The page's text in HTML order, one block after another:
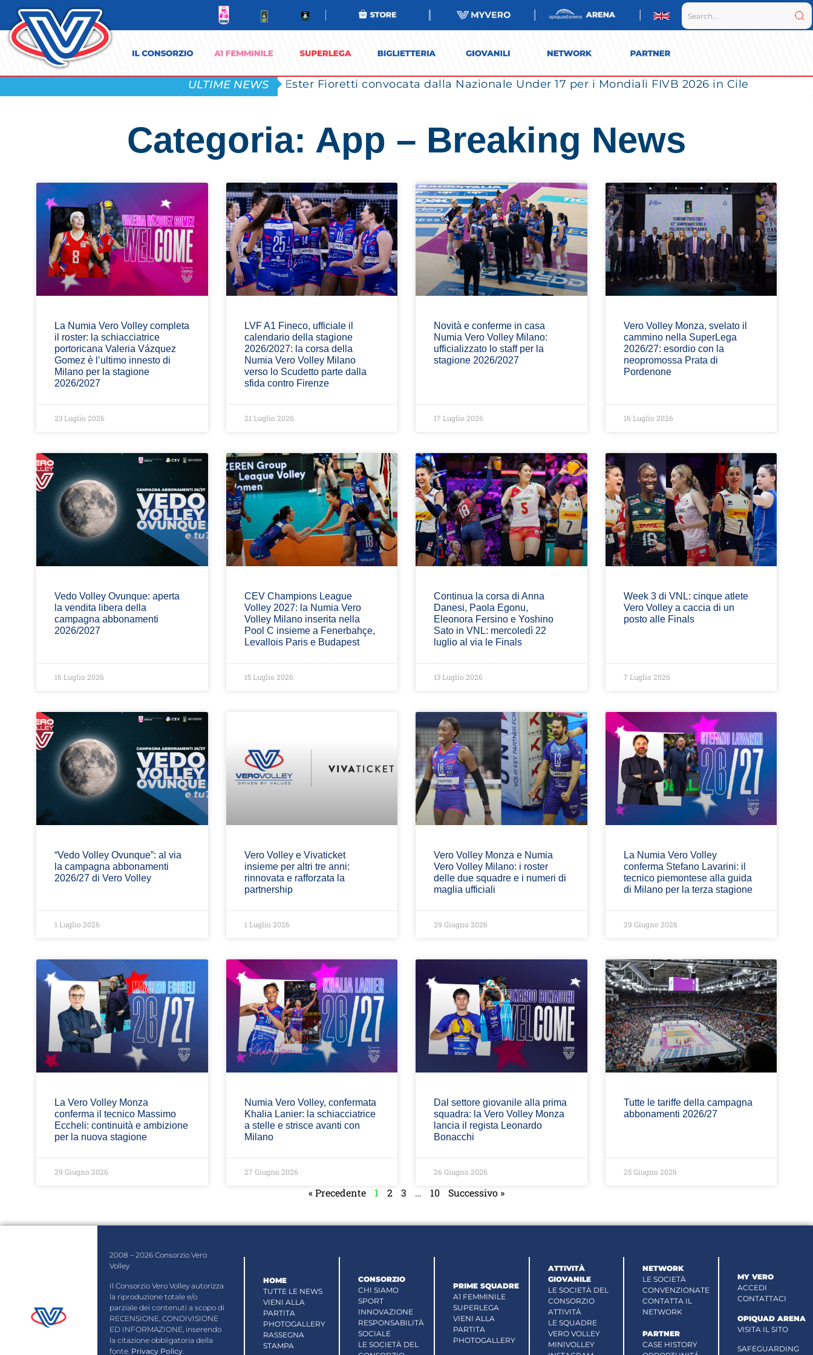
ULTIME NEWS Ester Fioretti convocata dalla Nazionale Under 17 per i Mondiali FIVB 2026 in Cile
Categoria: App – Breaking News
La Numia Vero Volley completa
il roster: la schiacciatrice
portoricana Valeria Vázquez
Gomez è l’ultimo innesto di
Milano per la stagione
2026/2027
23 Luglio 2026
LVF A1 Fineco, ufficiale il
calendario della stagione
2026/2027: la corsa della
Numia Vero Volley Milano
verso lo Scudetto parte dalla
sfida contro Firenze
21 Luglio 2026
Novità e conferme in casa
Numia Vero Volley Milano:
ufficializzato lo staff per la
stagione 2026/2027
17 Luglio 2026
Vero Volley Monza, svelato il
cammino nella SuperLega
2026/27: esordio con la
neopromossa Prata di
Pordenone
16 Luglio 2026
Vedo Volley Ovunque: aperta
la vendita libera della
campagna abbonamenti
2026/2027
16 Luglio 2026
CEV Champions League
Volley 2027: la Numia Vero
Volley Milano inserita nella
Pool C insieme a Fenerbahçe,
Levallois Paris e Budapest
15 Luglio 2026
Continua la corsa di Anna
Danesi, Paola Egonu,
Eleonora Fersino e Yoshino
Sato in VNL: mercoledì 22
luglio al via le Finals
13 Luglio 2026
Week 3 di VNL: cinque atlete
Vero Volley a caccia di un
posto alle Finals
7 Luglio 2026
“Vedo Volley Ovunque”: al via
la campagna abbonamenti
2026/27 di Vero Volley
1 Luglio 2026
Vero Volley e Vivaticket
insieme per altri tre anni:
rinnovata e rafforzata la
partnership
1 Luglio 2026
Vero Volley Monza e Numia
Vero Volley Milano: i roster
delle due squadre e i numeri di
maglia ufficiali
29 Giugno 2026
La Numia Vero Volley
conferma Stefano Lavarini: il
tecnico piemontese alla guida
di Milano per la terza stagione
29 Giugno 2026
La Vero Volley Monza
conferma il tecnico Massimo
Eccheli: continuità e ambizione
per la nuova stagione
29 Giugno 2026
Numia Vero Volley, confermata
Khalia Lanier: la schiacciatrice
a stelle e strisce avanti con
Milano
27 Giugno 2026
Dal settore giovanile alla prima
squadra: la Vero Volley Monza
lancia il regista Leonardo
Bonacchi
26 Giugno 2026
Tutte le tariffe della campagna
abbonamenti 2026/27
25 Giugno 2026
« Precedente 1 2 3 … 10 Successivo »
2008 – 2026 Consorzio Vero
Volley
Il Consorzio Vero Volley autorizza
la riproduzione totale e/o
parziale dei contenuti a scopo di
RECENSIONE, CONDIVISIONE
ED INFORMAZIONE, inserendo
la citazione obbligatoria della
fonte. Privacy Policy
HOME
TUTTE LE NEWS
VIENI ALLA
PARTITA
PHOTOGALLERY
RASSEGNA
STAMPA
CONSORZIO
CHI SIAMO
SPORT
INNOVAZIONE
RESPONSABILITÀ
SOCIALE
LE SOCIETÀ DEL
PRIME SQUADRE
A1 FEMMINILE
SUPERLEGA
VIENI ALLA
PARTITA
PHOTOGALLERY
ATTIVITÀ
GIOVANILE
LE SOCIETÀ DEL
CONSORZIO
ATTIVITÀ
LE SQUADRE
VERO VOLLEY
MINIVOLLEY
NETWORK
LE SOCIETÀ
CONVENZIONATE
CONTATTA IL
NETWORK
PARTNER
CASE HISTORY
MY VERO
ACCEDI
CONTATTACI
OPIQUAD ARENA
VISITA IL SITO
SAFEGUARDING